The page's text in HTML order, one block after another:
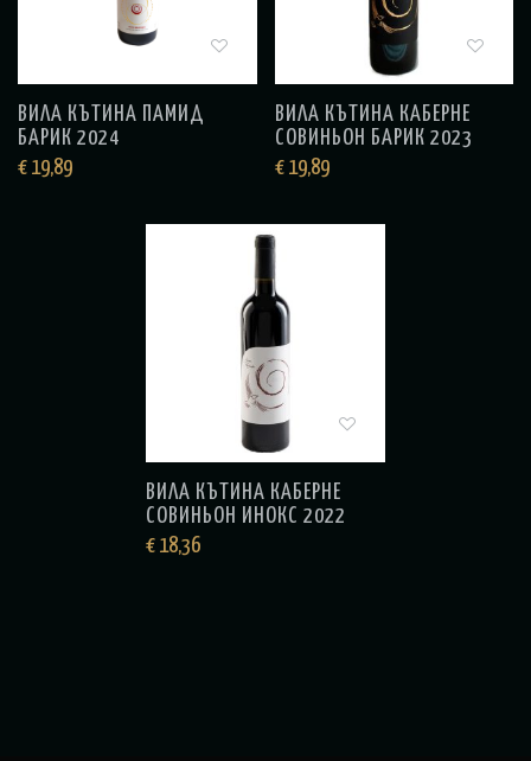
ВИЛА КЪТИНА ПАМИД
БАРИК 2024
€ 19,89
ВИЛА КЪТИНА КАБЕРНЕ
СОВИНЬОН БАРИК 2023
€19,89
ВИЛА КЪТИНА КАБЕРНЕ
СОВИНЬОН ИНОКС 2022
€ 18,36